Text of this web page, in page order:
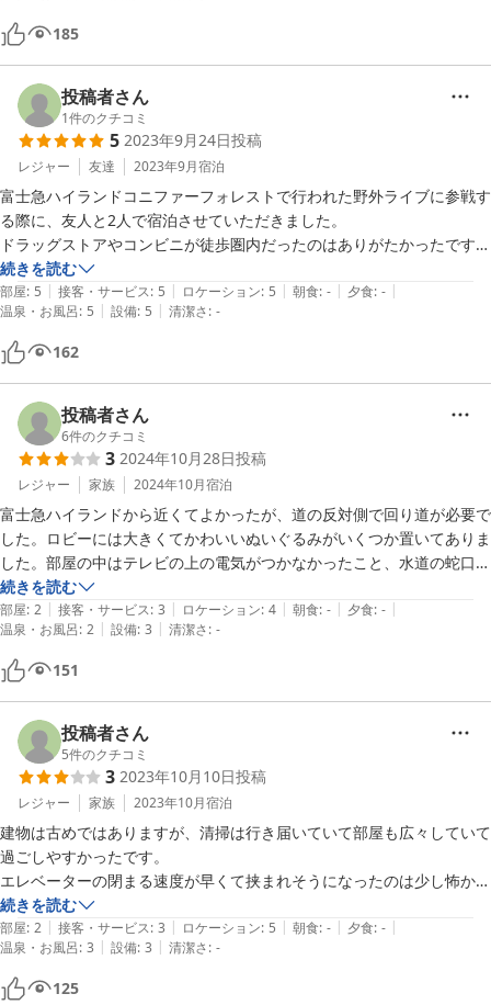
Recommended!
185
投稿者さん
1件のクチコミ
5 2023年9月24日投稿
レジャー 友達 2023年9月宿泊
富士急ハイランドコニファーフォレストで行われた野外ライブに参戦す
る際に、友人と2人で宿泊させていただきました。
ドラッグストアやコンビニが徒歩圏内だったのはありがたかったです。
洗濯機を使えたりポットや電子レンジがあったりと設備も充実していま
した。
従業員の方の対応もとても素晴らしく、今度また富士急ハイランドに行
くことがあったらここに泊まりたいと思いました。
続きを読む
部屋: 5 | 接客・サービス: 5 | ロケーション: 5 | 朝食: - | 夕食: - |
温泉・お風呂: 5 | 設備: 5 | 清潔さ: -
162
投稿者さん
6件のクチコミ
3 2024年10月28日投稿
レジャー 家族 2024年10月宿泊
富士急ハイランドから近くてよかったが、道の反対側で回り道が必要で
した。ロビーには大きくてかわいいぬいぐるみがいくつか置いてありま
した。部屋の中はテレビの上の電気がつかなかったこと、水道の蛇口か
ら黒い汚れがポロポロでてきこと、壁が薄いことが気になりました。
お値段が格安なので寒さ暑さがしのげ最低限宿泊できればそれで良い場
合はお勧めします。
続きを読む
部屋: 2 | 接客・サービス: 3 | ロケーション: 4 | 朝食: - | 夕食: - |
温泉・お風呂: 2 | 設備: 3 | 清潔さ: -
151
投稿者さん
5件のクチコミ
3 2023年10月10日投稿
レジャー 家族 2023年10月宿泊
建物は古めではありますが、清掃は行き届いていて部屋も広々していて
過ごしやすかったです。
エレベーターの閉まる速度が早くて挟まれそうになったのは少し怖かっ
たです。
スタッフの方はとても親切ですし周りにも飲食店やスーパーがあるの
で、コスパ重視の素泊まりにはおすすめです。
続きを読む
部屋: 2 | 接客・サービス: 3 | ロケーション: 5 | 朝食: - | 夕食: - |
温泉・お風呂: 3 | 設備: 3 | 清潔さ: -
125